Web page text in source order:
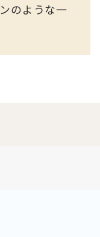
のような一